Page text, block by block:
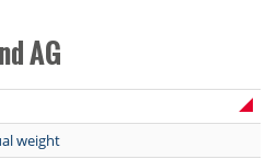
AG
weight